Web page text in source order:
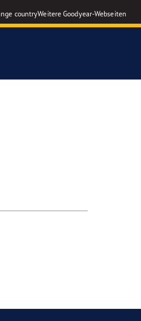
countryWeitere Goodyear-Webseiten